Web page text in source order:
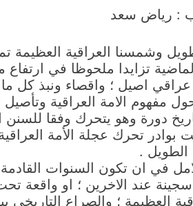
: رياض سعد
وشمسنا العراقية العظيمة
تزايدا ملحوظا في
اصيل ؛ واقصاء ونبذ كل ما
مفهوم الامة العراقية وتأصيل
دورة وهو يتحرك وفقا للسنن
بوادر تحرك عجلة الأمة
الطويل .
في ان تكون السنوات
عند الاخرين ؛ او واقعة
العظيمة ؛ والصراع